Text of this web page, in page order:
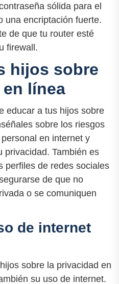
sólida para el
una encriptación fuerte.
de que tu router esté
firewall.
hijos sobre
línea
educar a tus hijos sobre
sobre los riesgos
en internet y
privacidad. También es
perfiles de redes sociales
de que no
o se comuniquen
de internet
sobre la privacidad en
su uso de internet.